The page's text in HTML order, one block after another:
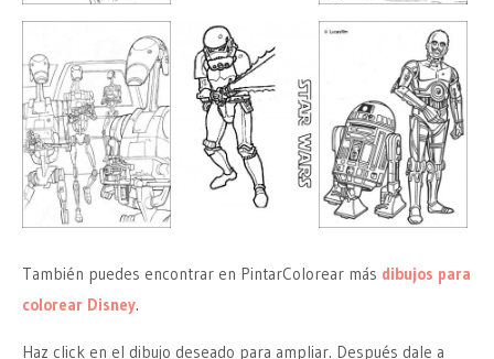
También puedes encontrar en PintarColorear más dibujos para
colorear Disney.
Haz click en el dibujo deseado para ampliar. Después dale a